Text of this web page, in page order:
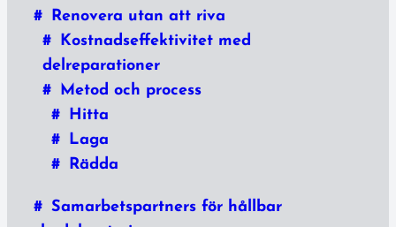
Renovera utan att riva
Kostnadseffektivitet med
delreparationer
Metod och process
Hitta
Laga
Rädda
Samarbetspartners för hållbar